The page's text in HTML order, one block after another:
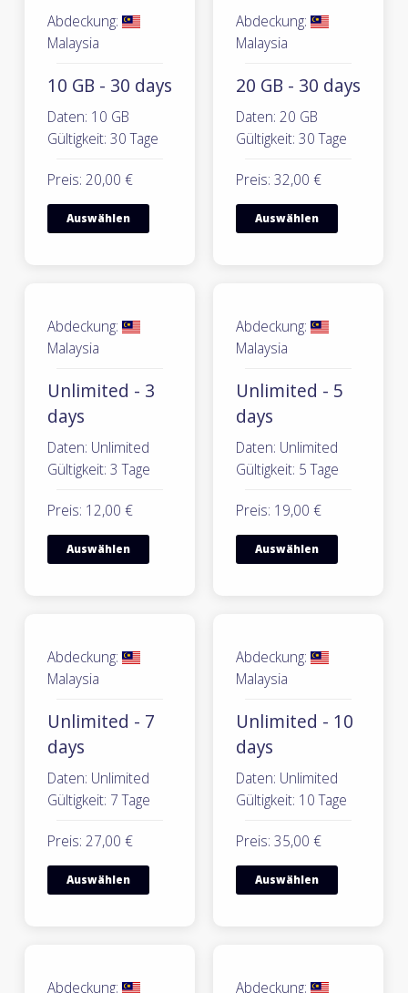
Abdeckung:
Malaysia
10 GB - 30 days
Daten: 10 GB
Gültigkeit: 30 Tage
Preis: 20,00 €
Auswählen
Abdeckung:
Malaysia
20 GB - 30 days
Daten: 20 GB
Gültigkeit: 30 Tage
Preis: 32,00 €
Auswählen
Abdeckung:
Malaysia
Unlimited - 3
days
Daten: Unlimited
Gültigkeit: 3 Tage
Preis: 12,00 €
Auswählen
Abdeckung:
Malaysia
Unlimited - 5
days
Daten: Unlimited
Gültigkeit: 5 Tage
Preis: 19,00 €
Auswählen
Abdeckung:
Malaysia
Unlimited - 7
days
Daten: Unlimited
Gültigkeit: 7 Tage
Preis: 27,00 €
Auswählen
Abdeckung:
Malaysia
Unlimited - 10
days
Daten: Unlimited
Gültigkeit: 10 Tage
Preis: 35,00 €
Auswählen
Abdeckung: Abdeckung: